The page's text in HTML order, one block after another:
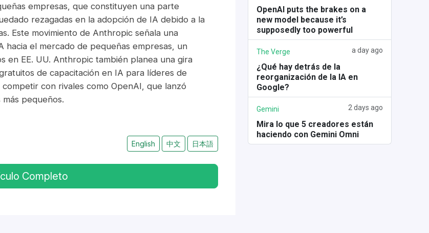
empresas, que constituyen una parte
rezagadas en la adopción de IA debido a la
Este movimiento de Anthropic señala una
el mercado de pequeñas empresas, un
en EE. UU. Anthropic también planea una gira
de capacitación en IA para líderes de
con rivales como OpenAI, que lanzó
pequeños.
English 中文 日本語
Completo
OpenAI puts the brakes on a
new model because it’s
supposedly too powerful
The Verge a day ago
¿Qué hay detrás de la
reorganización de la IA en
Google?
Gemini 2 days ago
Mira lo que 5 creadores están
haciendo con Gemini Omni